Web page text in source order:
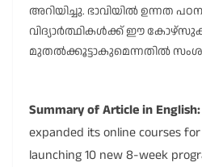
അറിയിച്ചു. ഭാവിയിൽ ഉന്നത
വിദ്യാർത്ഥികൾക്ക് ഈ
മുതൽക്കൂട്ടാകുമെന്നതിൽ
Summary of Article in English:
expanded its online courses
launching 10 new 8-week